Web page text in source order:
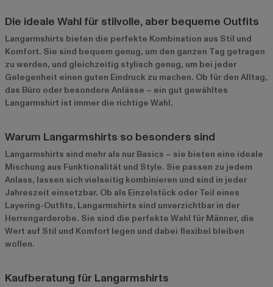
Die ideale Wahl für stilvolle, aber bequeme Outfits
Langarmshirts bieten die perfekte Kombination aus Stil und
Komfort. Sie sind bequem genug, um den ganzen Tag getragen
zu werden, und gleichzeitig stylisch genug, um bei jeder
Gelegenheit einen guten Eindruck zu machen. Ob für den Alltag,
das Büro oder besondere Anlässe – ein gut gewähltes
Langarmshirt ist immer die richtige Wahl.
Warum Langarmshirts so besonders sind
Langarmshirts sind mehr als nur Basics – sie bieten eine ideale
Mischung aus Funktionalität und Style. Sie passen zu jedem
Anlass, lassen sich vielseitig kombinieren und sind in jeder
Jahreszeit einsetzbar. Ob als Einzelstück oder Teil eines
Layering-Outfits, Langarmshirts sind unverzichtbar in der
Herrengarderobe. Sie sind die perfekte Wahl für Männer, die
Wert auf Stil und Komfort legen und dabei flexibel bleiben
wollen.
Kaufberatung für Langarmshirts